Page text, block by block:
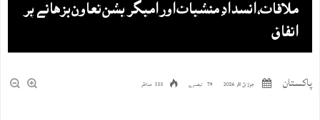
ملاقات، انسدادِ منشیات اور امیگریشن تعاون بڑھانے پر
اتفاق
پاکستان جولائ 8, 2026 79 تبصرے 155 مناظر